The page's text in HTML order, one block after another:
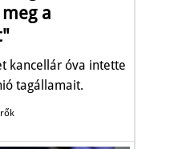
a
kancellár óva intette
tagállamait.